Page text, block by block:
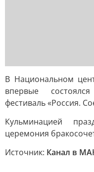
В Национальном
впервые
фестиваль «Россия.
Кульминацией
церемония
Источник: Канал в